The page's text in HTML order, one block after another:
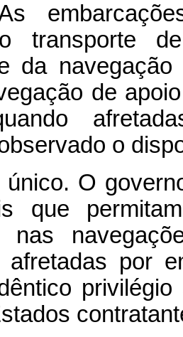
transporte
da
de
o
único. O
que
nas
afretadas por